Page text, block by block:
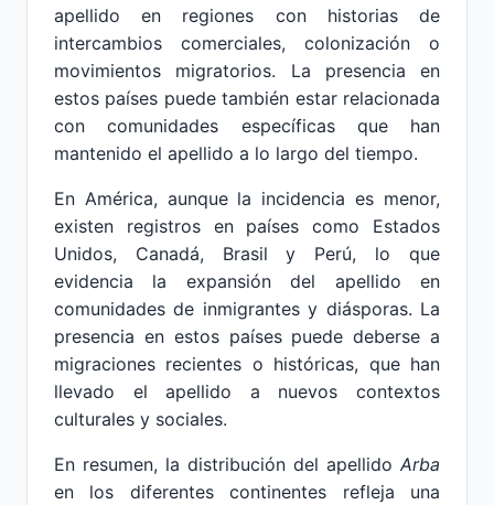
apellido en regiones con historias de
intercambios comerciales, colonización o
movimientos migratorios. La presencia en
estos países puede también estar relacionada
con comunidades específicas que han
mantenido el apellido a lo largo del tiempo.
En América, aunque la incidencia es menor,
existen registros en países como Estados
Unidos, Canadá, Brasil y Perú, lo que
evidencia la expansión del apellido en
comunidades de inmigrantes y diásporas. La
presencia en estos países puede deberse a
migraciones recientes o históricas, que han
llevado el apellido a nuevos contextos
culturales y sociales.
En resumen, la distribución del apellido Arba
en los diferentes continentes refleja una